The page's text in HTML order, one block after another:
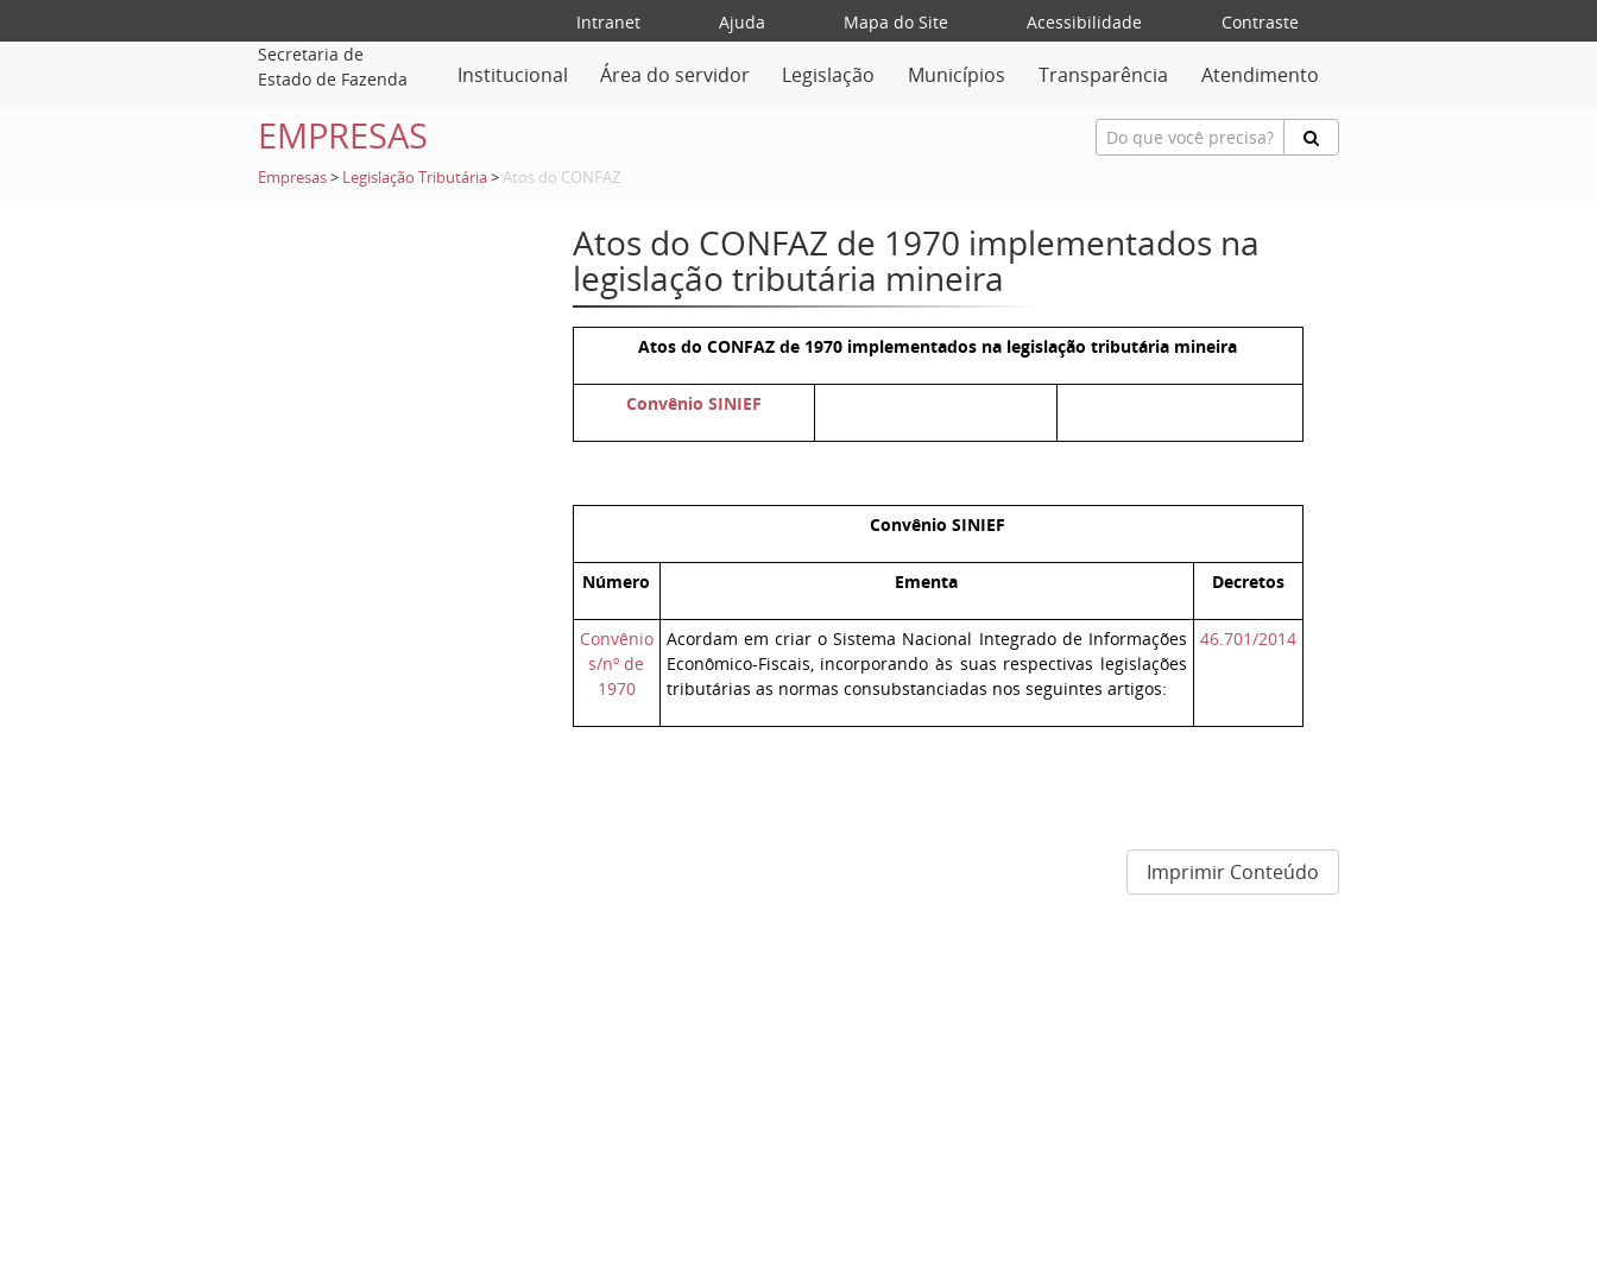
Intranet Ajuda Mapa do Site Acessibilidade
Contraste
Secretaria de
Estado de Fazenda
Institucional Área do servidor Legislação Municípios Transparência Atendimento
EMPRESAS
Empresas > Legislação Tributária >Atos do CONFAZ
Atos do CONFAZ de 1970 implementados na
legislação tributária mineira
Atos do CONFAZ de 1970 implementados na legislação tributária mineira
Convênio SINIEF
Convênio SINIEF
Número Ementa Decretos
Convênio
s/nº de
1970
Acordam em criar o Sistema Nacional Integrado de Informações
Econômico-Fiscais, incorporando às suas respectivas legislações
tributárias as normas consubstanciadas nos seguintes artigos:
46.701/2014
Imprimir Conteúdo